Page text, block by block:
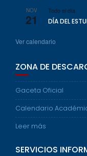
NOV
21
Todo el día
DÍA DEL
Ver calendario
ZONA DE
Gaceta Oficial
Calendario
Leer más
SERVICIOS